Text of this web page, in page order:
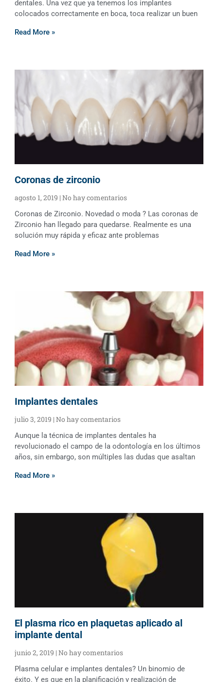
dentales. Una vez que ya tenemos los implantes
colocados correctamente en boca, toca realizar un buen
Read More »
Coronas de zirconio
agosto 1, 2019 No hay comentarios
Coronas de Zirconio. Novedad o moda ? Las coronas de
Zirconio han llegado para quedarse. Realmente es una
solución muy rápida y eficaz ante problemas
Read More »
Implantes dentales
julio 3, 2019 No hay comentarios
Aunque la técnica de implantes dentales ha
revolucionado el campo de la odontología en los últimos
años, sin embargo, son múltiples las dudas que asaltan
Read More »
El plasma rico en plaquetas aplicado al
implante dental
junio 2, 2019 No hay comentarios
Plasma celular e implantes dentales? Un binomio de
éxito. Y es que en la planificación y realización de